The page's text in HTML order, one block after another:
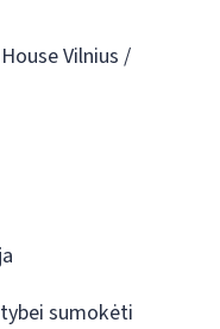
Vilnius /
sumokėti